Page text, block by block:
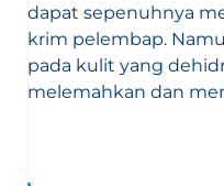
dapat sepenuhnya
krim pelembap.
pada kulit yang
melemahkan dan